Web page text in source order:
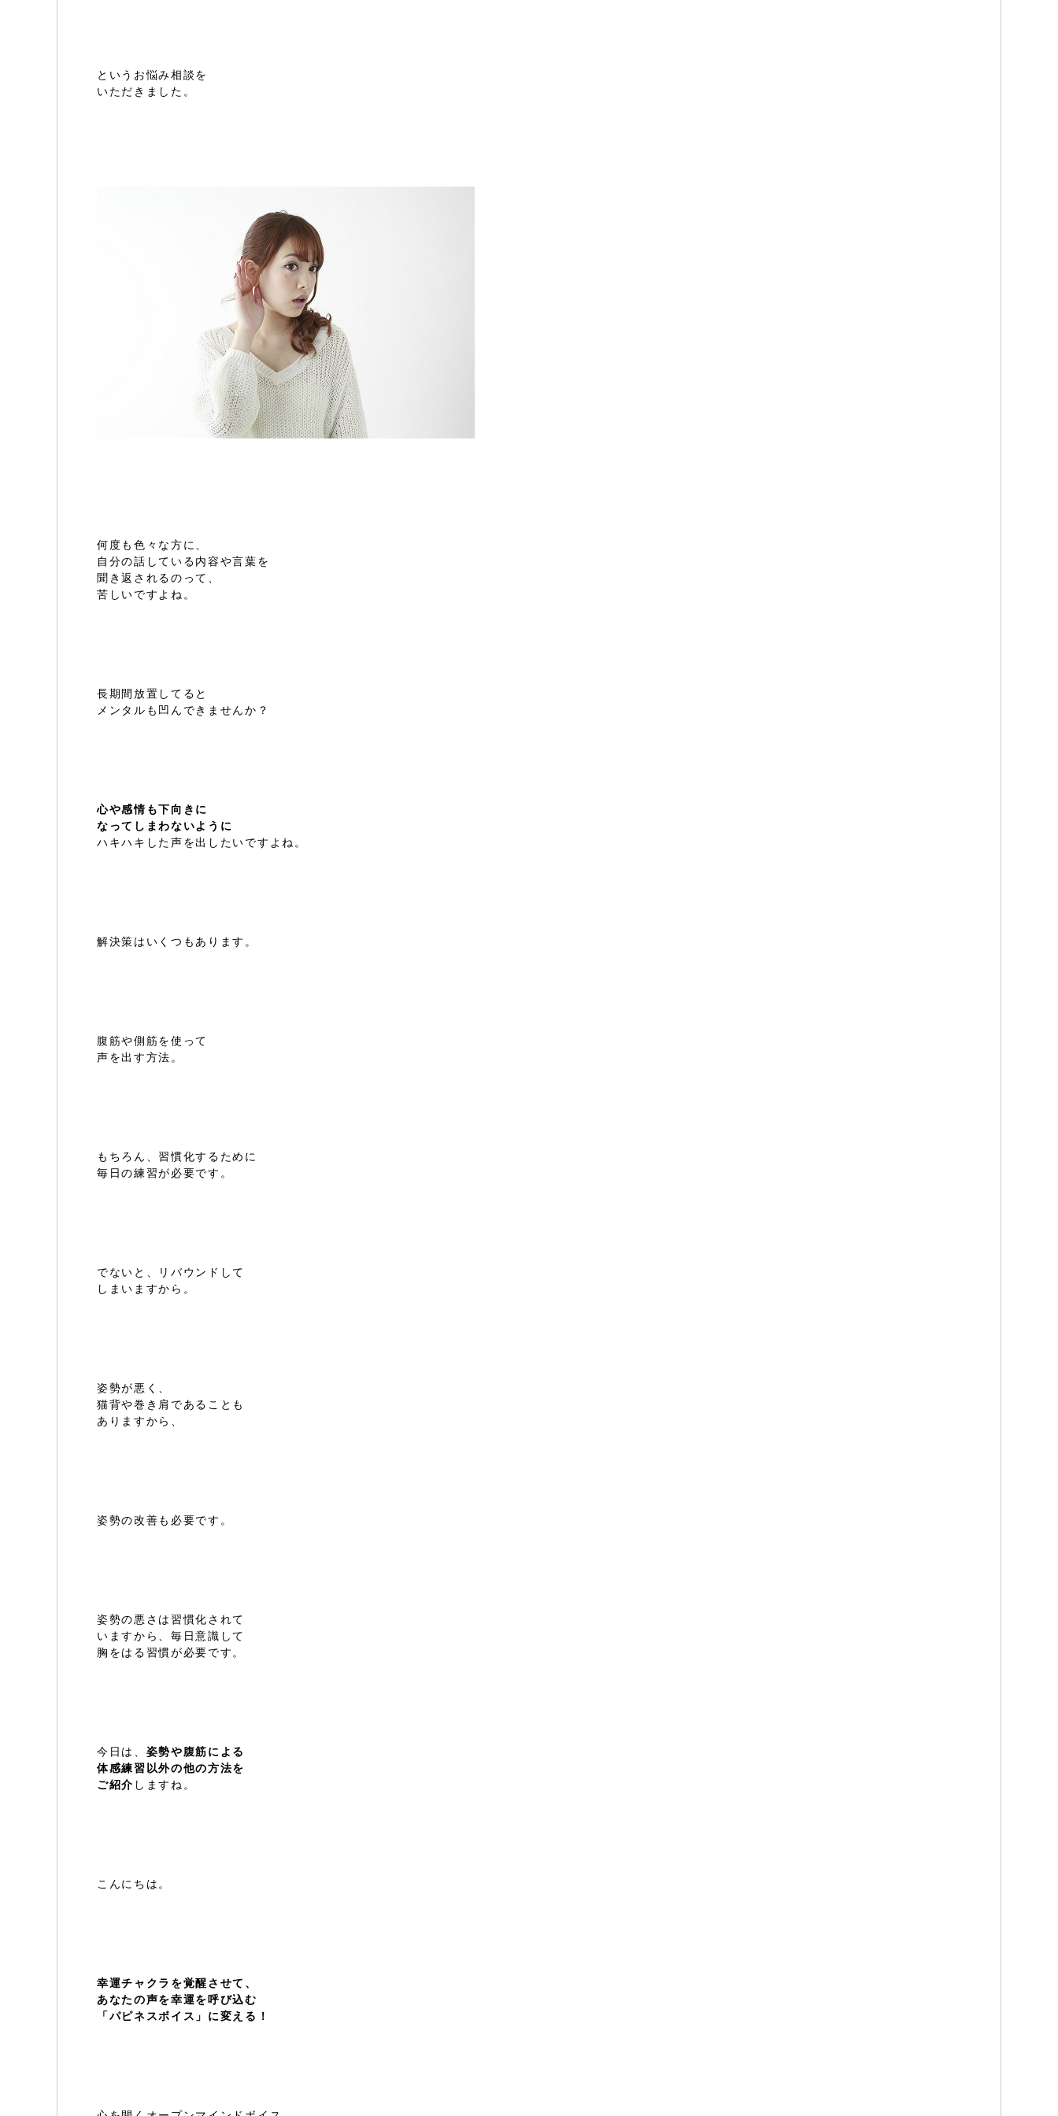
というお悩み相談を
いただきました。
何度も色々な方に、
自分の話している内容や言葉を
聞き返されるのって、
苦しいですよね。
長期間放置してると
メンタルも凹んできませんか？
心や感情も下向きに
なってしまわないように
ハキハキした声を出したいですよね。
解決策はいくつもあります。
腹筋や側筋を使って
声を出す方法。
もちろん、習慣化するために
毎日の練習が必要です。
でないと、リバウンドして
しまいますから。
姿勢が悪く、
猫背や巻き肩であることも
ありますから、
姿勢の改善も必要です。
姿勢の悪さは習慣化されて
いますから、毎日意識して
胸をはる習慣が必要です。
今日は、 姿勢や腹筋による
体感練習以外の他の方法を
ご紹介 しますね。
こんにちは。
幸運チャクラを覚醒させて、
あなたの声を幸運を呼び込む
「パピネスボイス」に変える！